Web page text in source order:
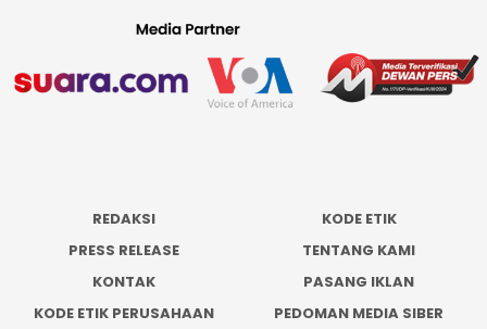
REDAKSI
KODE ETIK
PRESS RELEASE
TENTANG KAMI
KONTAK
PASANG IKLAN
KODE ETIK PERUSAHAAN
PEDOMAN MEDIA SIBER